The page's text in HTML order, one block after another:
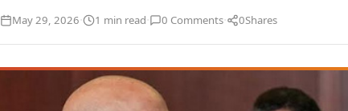
May 29, 2026· 1 min read· 0 Comments· 0Shares